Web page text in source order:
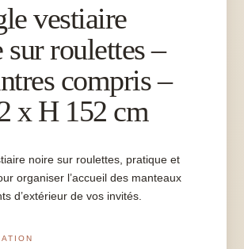
vestiaire
sur roulettes –
compris –
x H 152 cm
noire sur roulettes, pratique et
organiser l’accueil des manteaux
d’extérieur de vos invités.